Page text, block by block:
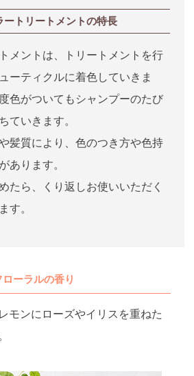
ートリートメントの特長
メントは、トリートメントを行
ーティクルに着色していきま
色がついてもシャンプーのたび
ていきます。
髪質により、色のつき方や色持
あります。
たら、くり返しお使いいただく
す。
ーラルの香り
モンにローズやイリスを重ねた